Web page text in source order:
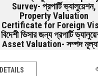
Survey- প্রপার্টি ভ্যালুয়েশন,
Property Valuation
Certificate for Foreign
বিদেশী ভিসার জন্য প্রপার্টি
Asset Valuation- সম্পদ
Architectural Design BASIC
Land Survey Road Survey
DETAILS